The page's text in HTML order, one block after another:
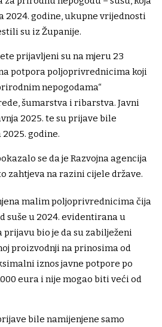
2024. godine, ukupne vrijednosti
su iz Županije.
prijavljeni su na mjeru 23
potpora poljoprivrednicima koji
nepogodama“
šumarstva i ribarstva. Javni
2025. te su prijave bile
godine.
se da je Razvojna agencija
zahtjeva na razini cijele države.
malim poljoprivrednicima čija
suše u 2024. evidentirana u
prijavu bio je da su zabilježeni
proizvodnji na prinosima od
iznos javne potpore po
eura i nije mogao biti veći od
bile namijenjene samo